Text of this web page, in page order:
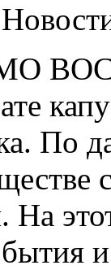
ВОС
По